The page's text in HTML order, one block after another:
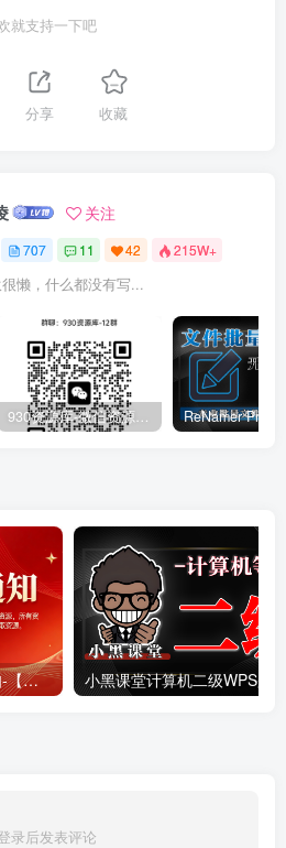
就支持一下吧
分享 收藏
关注
707 11 42 215W+
懒，什么都没有写...
930资源库-微信资源12群【限时免费】开放入群中！！！
930资源库-官网停更通知-【换在线文档更新-每日更新】
录后发表评论